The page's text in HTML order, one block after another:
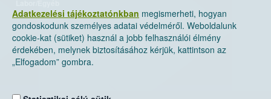
Adatkezelési tájékoztatónkban megismerheti, hogyan
gondoskodunk személyes adatai védelméről. Weboldalunk
cookie-kat (sütiket) használ a jobb felhasználói élmény
érdekében, melynek biztosításához kérjük, kattintson az
„Elfogadom” gombra.